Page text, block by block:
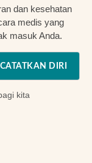
dan kesehatan
medis yang
masuk Anda.
DIRI
kita